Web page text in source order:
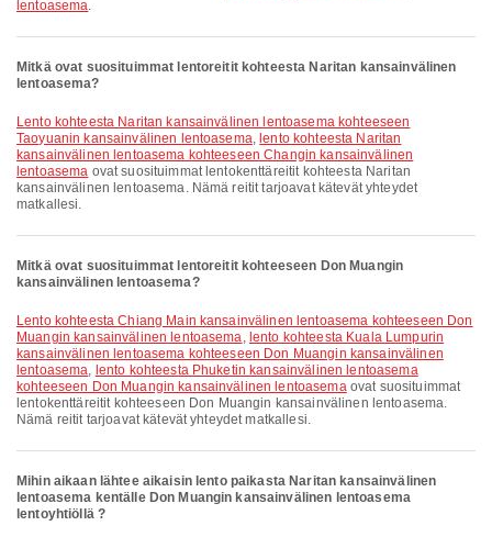
lentoasema.
Mitkä ovat suosituimmat lentoreitit kohteesta Naritan kansainvälinen
lentoasema?
lento kohteesta Naritan kansainvälinen lentoasema kohteeseen
Taoyuanin kansainvälinen lentoasema, lento kohteesta Naritan
kansainvälinen lentoasema kohteeseen Changin kansainvälinen
lentoasema ovat suosituimmat lentokenttäreitit kohteesta Naritan
kansainvälinen lentoasema. Nämä reitit tarjoavat kätevät yhteydet
matkallesi.
Mitkä ovat suosituimmat lentoreitit kohteeseen Don Muangin
kansainvälinen lentoasema?
lento kohteesta Chiang Main kansainvälinen lentoasema kohteeseen Don
Muangin kansainvälinen lentoasema, lento kohteesta Kuala Lumpurin
kansainvälinen lentoasema kohteeseen Don Muangin kansainvälinen
lentoasema, lento kohteesta Phuketin kansainvälinen lentoasema
kohteeseen Don Muangin kansainvälinen lentoasemaovat suosituimmat
lentokenttäreitit kohteeseen Don Muangin kansainvälinen lentoasema.
Nämä reitit tarjoavat kätevät yhteydet matkallesi.
Mihin aikaan lähtee aikaisin lento paikasta Naritan kansainvälinen
lentoasema kentälle Don Muangin kansainvälinen lentoasema
lentoyhtiöllä ?